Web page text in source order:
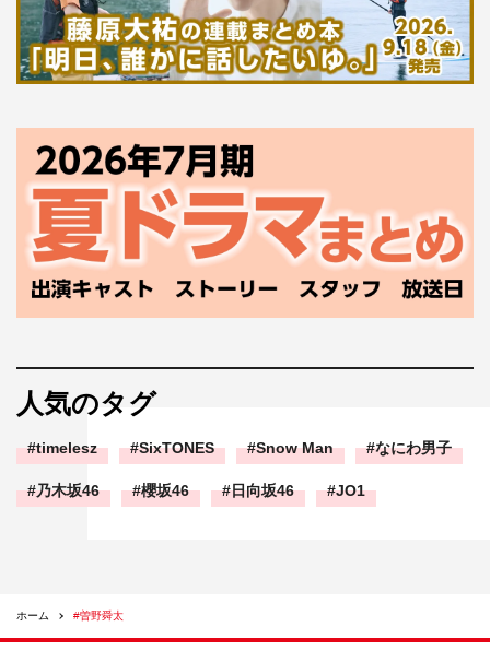
人気のタグ
timelesz SixTONES Snow Man なにわ男子
乃木坂46 櫻坂46 日向坂46 JO1
ホーム #曽野舜太